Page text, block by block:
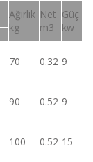
Ağırlık
kg
Net
m3
Güç
kw
70 0.32 9
90 0.52 9
100 0.52 15